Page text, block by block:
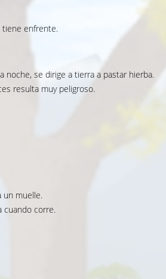
tiene enfrente.
noche, se dirige a tierra a pastar hierba.
resulta muy peligroso.
un muelle.
cuando corre.